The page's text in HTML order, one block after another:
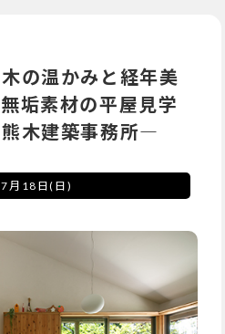
の温かみと経年美
垢素材の平屋見学
木建築事務所―
7月18日(日)